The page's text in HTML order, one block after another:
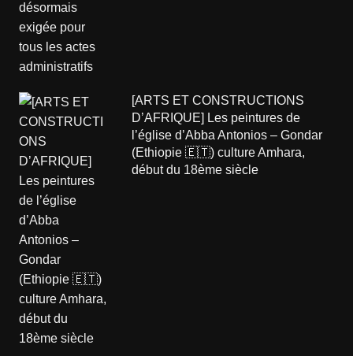
[ARTS ET CONSTRUCTIONS
D’AFRIQUE] Les peintures de
l’église d’Abba Antonios – Gondar
(Ethiopie 🇪🇹) culture Amhara,
début du 18ème siècle